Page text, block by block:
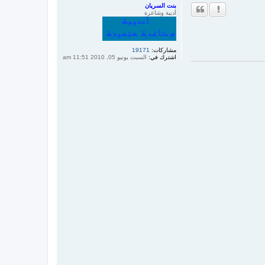
بنت السريان
أديبة وشاعرة
مشاركات: 19171
اشترك في: السبت يونيو 05, 2010 11:51 am